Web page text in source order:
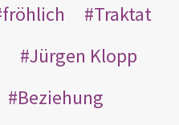
fröhlich
Traktat
Jürgen Klopp
Beziehung